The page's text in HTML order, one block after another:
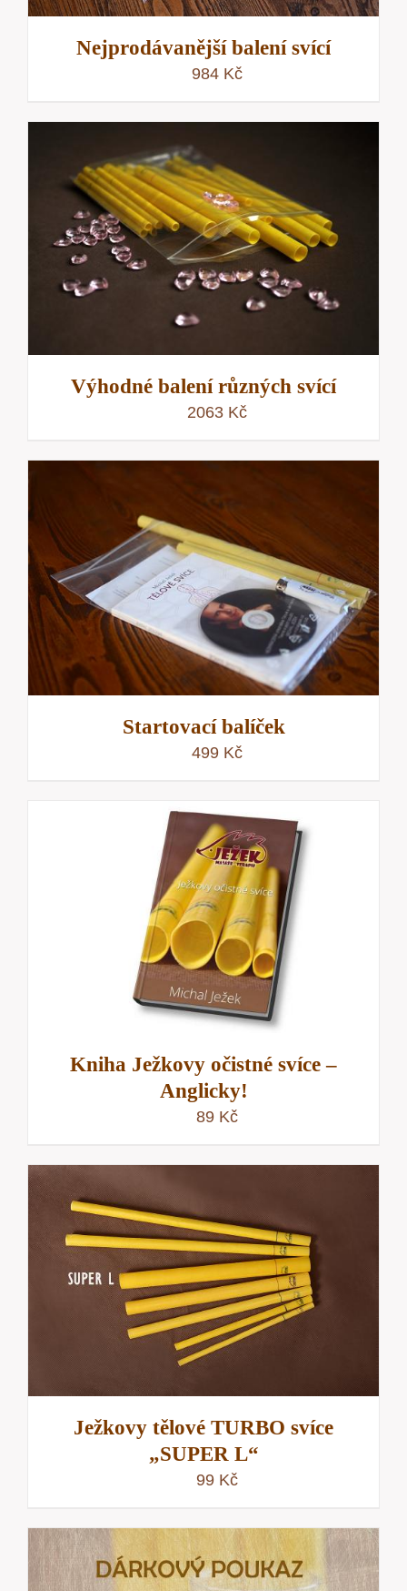
Nejprodávanější balení svící
984 Kč
Výhodné balení různých svící
2063 Kč
Startovací balíček
499 Kč
Kniha Ježkovy očistné svíce –
Anglicky!
89 Kč
Ježkovy tělové TURBO svíce
„SUPER L“
99 Kč